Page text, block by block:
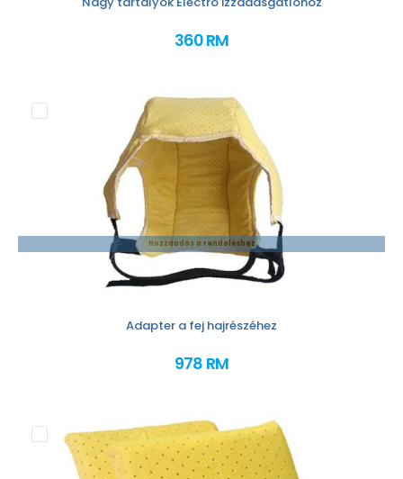
360 RM
Hozzáadás a rendeléshez
Adapter a fej hajrészéhez
978 RM